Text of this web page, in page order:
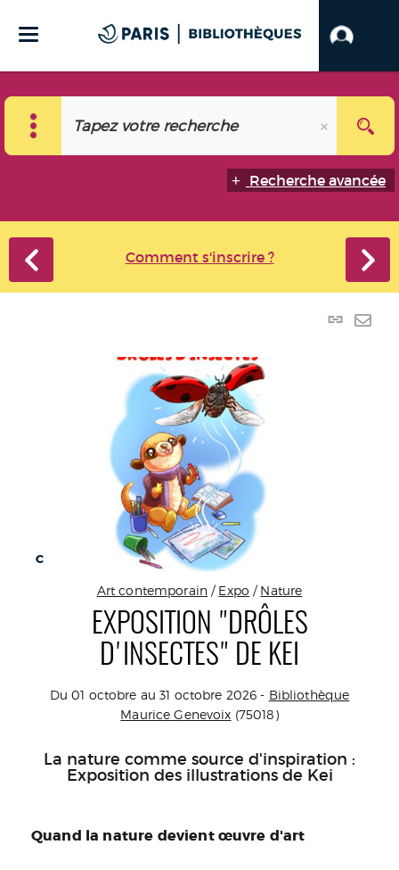
Recherche avancée
Comment s'inscrire ?
Lien
C
Art contemporain / Expo / Nature
EXPOSITION "DRÔLES
D'INSECTES" DE KEI
Du 01 octobre au 31 octobre 2026 - Bibliothèque
Maurice Genevoix (75018)
La nature comme source d'inspiration :
Exposition des illustrations de Kei
Quand la nature devient œuvre d'art